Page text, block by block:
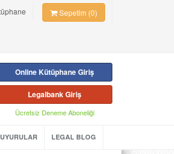
Sepetim (0)
Online Kütüphane Giriş
Legalbank Giriş
Ücretsiz Deneme Aboneliği
LEGAL BLOG